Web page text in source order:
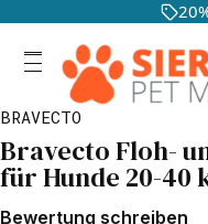
BRAVECTO
Bravecto Floh-
für Hunde 20-40
Bewertung schreiben